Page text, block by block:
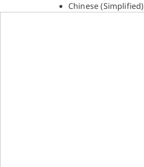
Chinese (Simplified)